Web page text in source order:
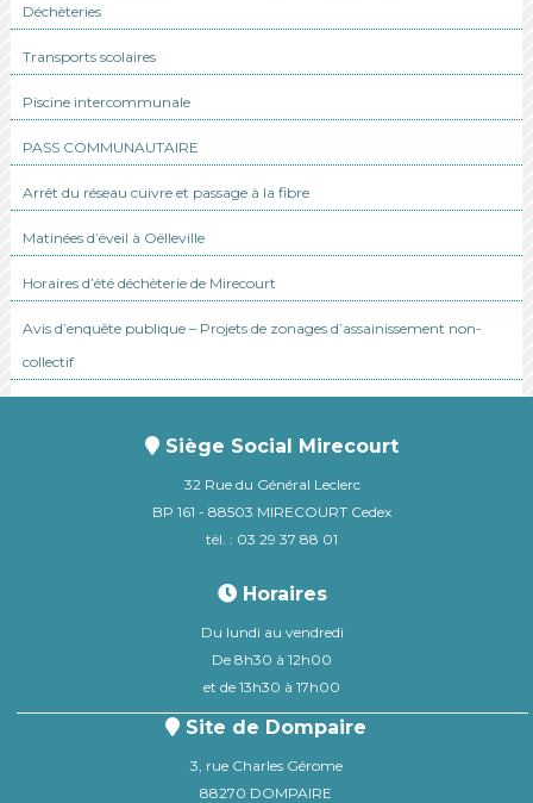
Déchèteries
Transports scolaires
Piscine intercommunale
PASS COMMUNAUTAIRE
Arrêt du réseau cuivre et passage à la fibre
Matinées d’éveil à Oëlleville
Horaires d’été déchèterie de Mirecourt
Avis d’enquête publique – Projets de zonages d’assainissement non-
collectif
Siège Social Mirecourt
32 Rue du Général Leclerc
BP 161 - 88503 MIRECOURT Cedex
tél. : 03 29 37 88 01
Horaires
Du lundi au vendredi
De 8h30 à 12h00
et de 13h30 à 17h00
Site de Dompaire
3, rue Charles Gérome
88270 DOMPAIRE